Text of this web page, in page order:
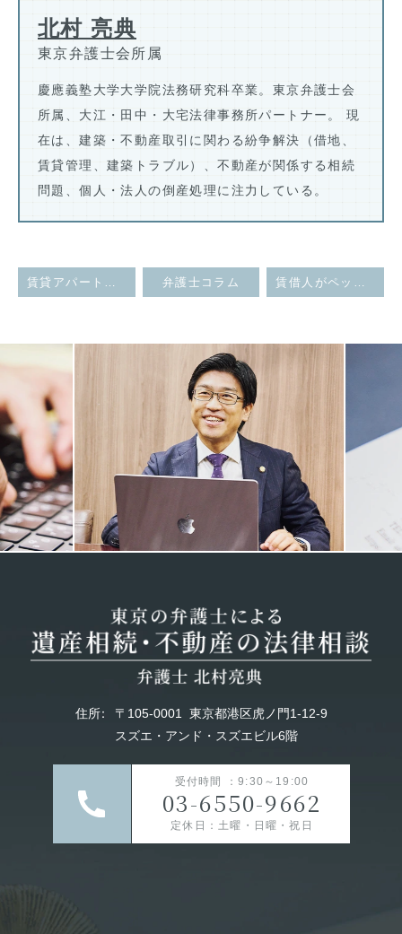
北村 亮典
東京弁護士会所属
慶應義塾大学大学院法務研究科卒業。東京弁護士会
所属、大江・田中・大宅法律事務所パートナー。 現
在は、建築・不動産取引に関わる紛争解決（借地、
賃貸管理、建築トラブル）、不動産が関係する相続
問題、個人・法人の倒産処理に注力している。
賃貸アパート・マンションのオーナーが変わった場合、賃借人に影響はあるか？ 弁護士コラム 賃借人がペットを飼っている場合、解約できるか？
Previous
住所： 〒105-0001
東京都港区虎ノ門1-12-9
スズエ・アンド・スズエビル6階
受付時間 ：9:30～19:00
03-6550-9662
定休日：土曜・日曜・祝日